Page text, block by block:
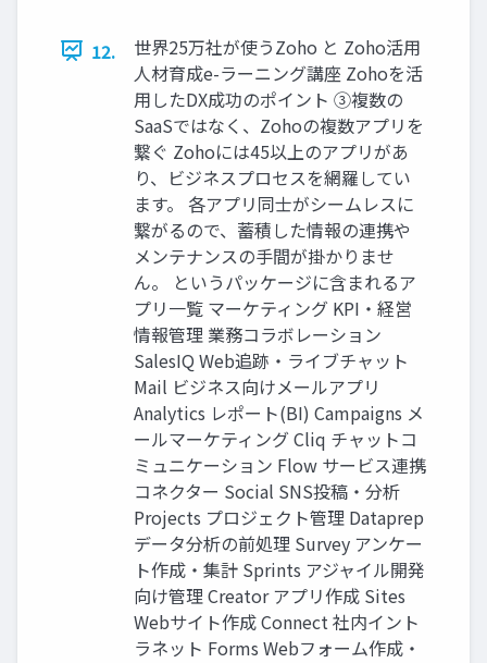
12.
世界25万社が使うZoho と Zoho活用
人材育成e-ラーニング講座 Zohoを活
用したDX成功のポイント ③複数の
SaaSではなく、Zohoの複数アプリを
繋ぐ Zohoには45以上のアプリがあ
り、ビジネスプロセスを網羅してい
ます。 各アプリ同士がシームレスに
繋がるので、蓄積した情報の連携や
メンテナンスの手間が掛かりませ
ん。 というパッケージに含まれるア
プリ一覧 マーケティング KPI・経営
情報管理 業務コラボレーション
SalesIQ Web追跡・ライブチャット
Mail ビジネス向けメールアプリ
Analytics レポート(BI) Campaigns メ
ールマーケティング Cliq チャットコ
ミュニケーション Flow サービス連携
コネクター Social SNS投稿・分析
Projects プロジェクト管理 Dataprep
データ分析の前処理 Survey アンケー
ト作成・集計 Sprints アジャイル開発
向け管理 Creator アプリ作成 Sites
Webサイト作成 Connect 社内イント
ラネット Forms Webフォーム作成・